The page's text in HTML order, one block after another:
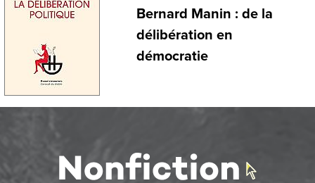
Bernard Manin : de la
délibération en
démocratie